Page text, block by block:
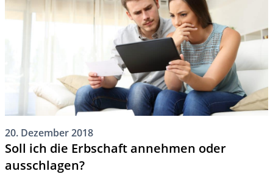
20. Dezember 2018
Soll ich die Erbschaft annehmen oder
ausschlagen?